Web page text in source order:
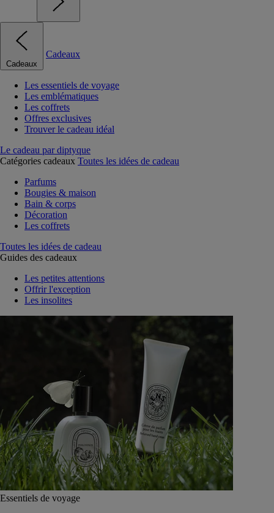
Cadeaux
Cadeaux
Les essentiels de voyage
Les emblématiques
Les coffrets
Offres exclusives
Trouver le cadeau idéal
Le cadeau par diptyque
Catégories cadeaux Toutes les idées de cadeau
Parfums
Bougies & maison
Bain & corps
Décoration
Les coffrets
Toutes les idées de cadeau
Guides des cadeaux
Les petites attentions
Offrir l'exception
Les insolites
Essentiels de voyage